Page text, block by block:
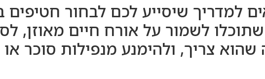
למדריך שיסייע לכם לבחור חטיפים
שתוכלו לשמור על אורח חיים מאוזן,
שהוא צריך, ולהימנע מנפילות סוכר